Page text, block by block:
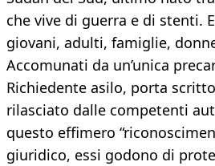
che vive di guerra e di stenti.
giovani, adulti, famiglie,
Accomunati da un’unica
Richiedente asilo, porta
rilasciato dalle competenti
questo effimero
giuridico, essi godono di